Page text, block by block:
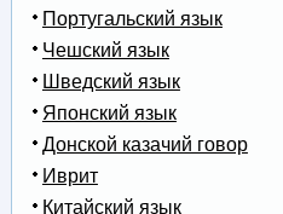
Португальский язык
Чешский язык
Шведский язык
Японский язык
Донской казачий говор
Иврит
Китайский язык